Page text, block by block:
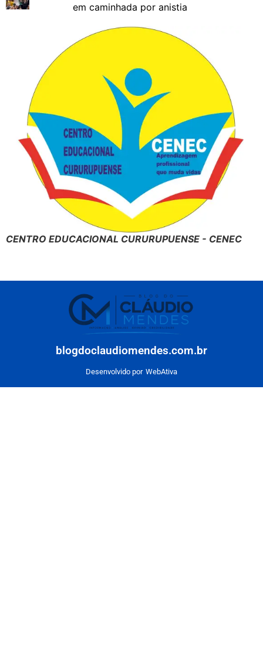
em caminhada por anistia
CENTRO EDUCACIONAL CURURUPUENSE - CENEC
blogdoclaudiomendes.com.br
Desenvolvido por WebAtiva